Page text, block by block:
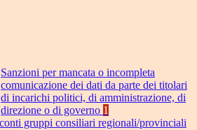
Sanzioni per mancata o incompleta
comunicazione dei dati da parte dei titolari
di incarichi politici, di amministrazione, di
direzione o di governo 1
gruppi consiliari regionali/provinciali